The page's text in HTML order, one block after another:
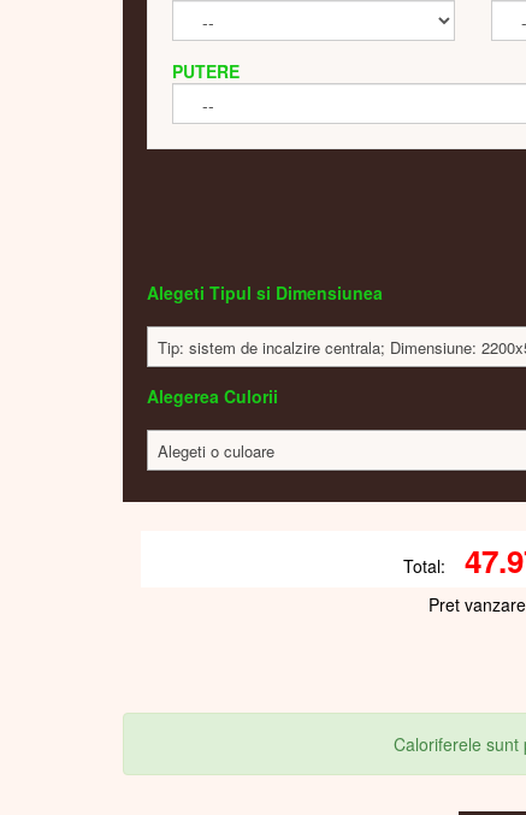
PUTERE
Alegeti Tipul si Dimensiunea
Tip: sistem de incalzire centrala; Dimensiune:
Alegerea Culorii
Alegeti o culoare
Total:
Pret vanzare
Caloriferele sunt